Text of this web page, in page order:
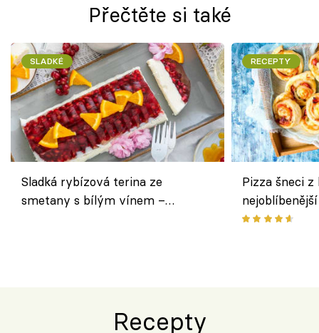
Přečtěte si také
SLADKÉ
Sladká rybízová terina ze
smetany s bílým vínem –
RECEPTY
Pizza šneci
Recepty